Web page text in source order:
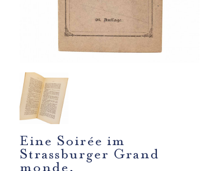
Eine Soirée im
Strassburger Grand
monde.